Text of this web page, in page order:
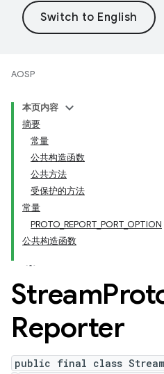
AOSP
本页内容
摘要
常量
公共构造函数
公共方法
受保护的方法
常量
PROTO_REPORT_PORT_OPTION
公共构造函数
Stream
Reporter
public final class